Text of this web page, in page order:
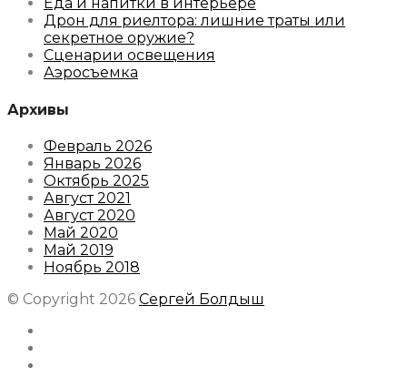
Еда и напитки в интерьере
Дрон для риелтора: лишние траты или
секретное оружие?
Сценарии освещения
Аэросъемка
Архивы
Февраль 2026
Январь 2026
Октябрь 2025
Август 2021
Август 2020
Май 2020
Май 2019
Ноябрь 2018
© Copyright 2026 Сергей Болдыш